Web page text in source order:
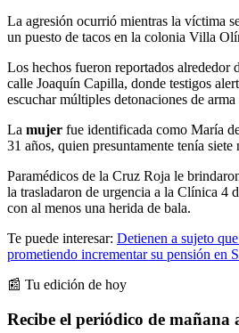
La agresión ocurrió mientras la víctima
un puesto de tacos en la colonia Villa
Los hechos fueron reportados alrededor
calle Joaquín Capilla, donde testigos
escuchar múltiples detonaciones de
La mujer fue identificada como María
31 años, quien presuntamente tenía siete
Paramédicos de la Cruz Roja le
la trasladaron de urgencia a la Clínica 4
con al menos una herida de bala.
Te puede interesar: Detienen a sujeto
prometiendo incrementar su pensión en
📰 Tu edición de hoy
Recibe el periódico de mañana